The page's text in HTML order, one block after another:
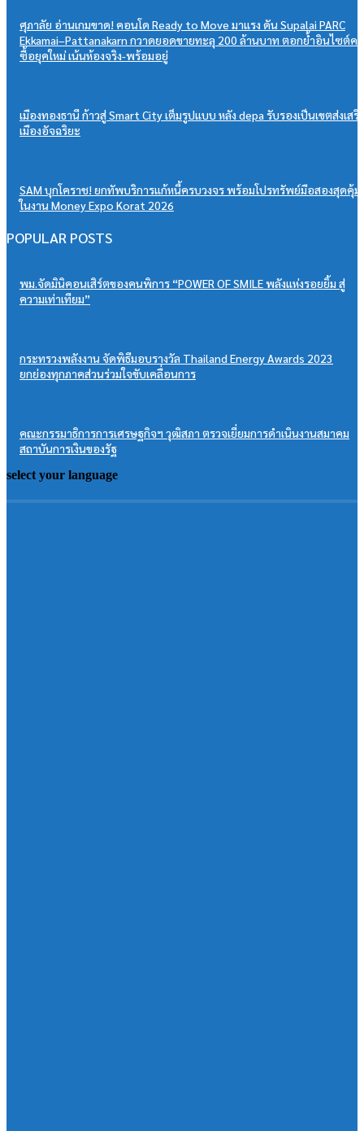
ศุภาลัย อ่านเกมขาด! คอนโด Ready to Move มาแรง ดัน Supalai PARC
Ekkamai–Pattanakarn กวาดยอดขายทะลุ 200 ล้านบาท ตอกย้ำอินไซต์คน
ซื้อยุคใหม่ เน้นห้องจริง-พร้อมอยู่
เมืองทองธานี ก้าวสู่ Smart City เต็มรูปแบบ หลัง depa รับรองเป็นเขตส่งเสริ
เมืองอัจฉริยะ
SAM บุกโคราช! ยกทัพบริการแก้หนี้ครบวงจร พร้อมโปรทรัพย์มือสองสุดคุ้ม
ในงาน Money Expo Korat 2026
POPULAR POSTS
พม.จัดมินิคอนเสิร์ตของคนพิการ “POWER OF SMILE พลังแห่งรอยยิ้ม สู่
ความเท่าเทียม”
กระทรวงพลังงาน จัดพิธีมอบรางวัล Thailand Energy Awards 2023
ยกย่องทุกภาคส่วนร่วมใจขับเคลื่อนการ
คณะกรรมาธิการการเศรษฐกิจฯ วุฒิสภา ตรวจเยี่ยมการดำเนินงานสมาคม
สถาบันการเงินของรัฐ
select your language